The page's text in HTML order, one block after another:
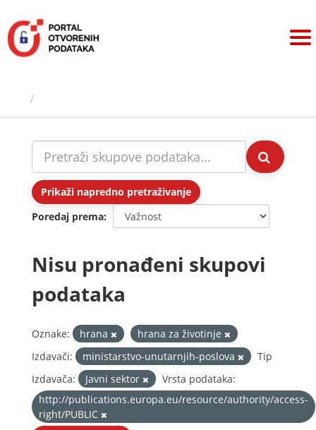
sadržaj
Prikaži napredno pretraživanje
Poredaj prema
Nisu pronađeni skupovi
podataka
Oznake: hrana
hrana za životinje
Izdavači:
ministarstvo-unutarnjih-poslova
Tip
Izdavača:
Javni sektor
Vrsta podataka:
http://publications.europa.eu/resource/authority/access-
right/PUBLIC